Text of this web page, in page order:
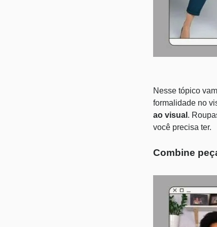
Nesse tópico
formalidade no
ao visual .
você precisa ter.
Combine